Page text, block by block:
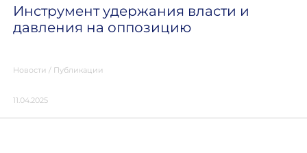
Инструмент удержания власти и
давления на оппозицию
Новости / Публикации
11.04.2025